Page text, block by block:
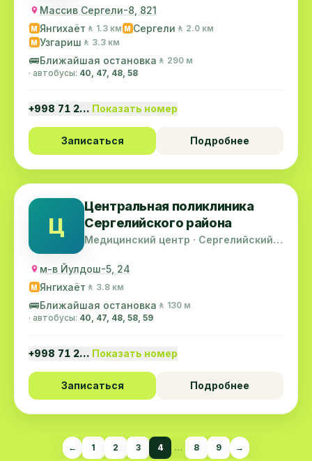
Массив Сергели-8, 821
M Янгихаёт 🚶 1.3 км M Сергели 🚶 2.0 км
M Узгариш 🚶 3.3 км
🚌Ближайшая остановка 🚶 290 м
· автобусы: 40, 47, 48, 58
+998 71 2… Показать номер
Записаться Подробнее
Ц
Центральная поликлиника
Сергелийского района
Медицинский центр · Сергелийский
м-в Йулдош-5, 24
M Янгихаёт 🚶 3.8 км
🚌Ближайшая остановка 🚶 130 м
· автобусы: 40, 47, 48, 58, 59
+998 71 2… Показать номер
Записаться Подробнее
← 1 2 3 4 … 8 9 →